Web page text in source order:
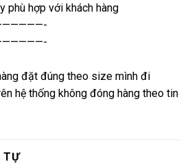
phù hợp với khách hàng
đặt đúng theo size mình đi
hệ thống không đóng hàng theo tin
TỰ